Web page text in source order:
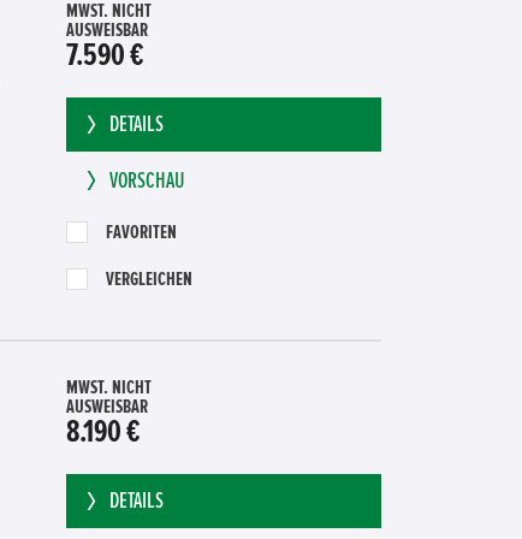
MWST. NICHT
AUSWEISBAR
7.590 €
DETAILS
VORSCHAU
FAVORITEN
VERGLEICHEN
MWST. NICHT
AUSWEISBAR
8.190 €
DETAILS